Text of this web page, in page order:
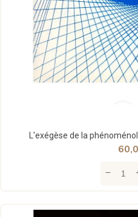
L'exégèse de la